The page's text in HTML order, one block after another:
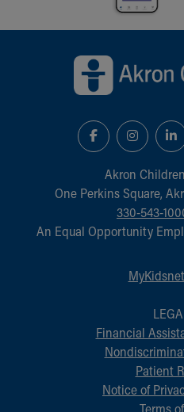
Akron
One Perkins Square,
330-543-
An Equal Opportunity
Financial
Patient
Notice of
Terms